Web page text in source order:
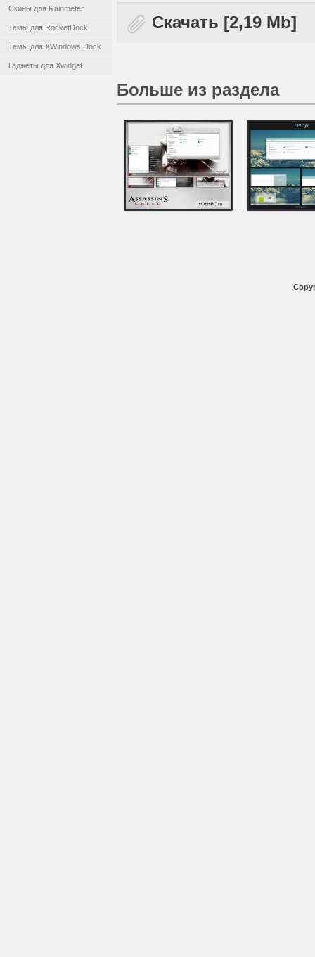
Скины для Rainmeter
Темы для RocketDock
Темы для XWindows Dock
Гаджеты для Xwidget
Скачать [2,19 Mb]
Больше из раздела